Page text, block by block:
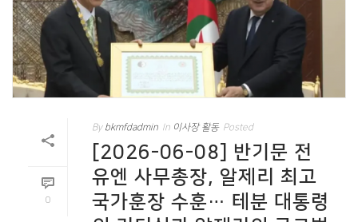
0
By bkmfdadmin In 이사장 활동 Posted
[2026-06-08] 반기문 전
유엔 사무총장, 알제리 최고
국가훈장 수훈… 테분 대통령